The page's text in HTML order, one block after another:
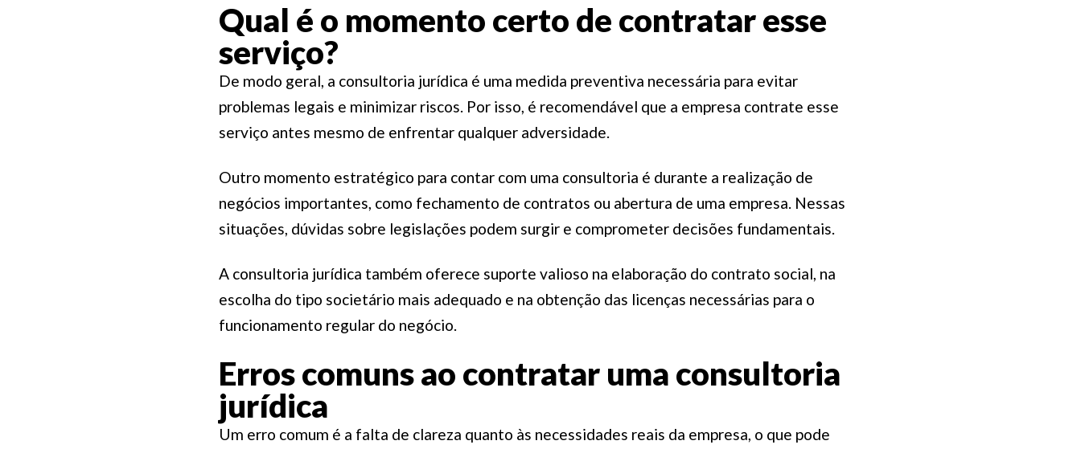
Qual é o momento certo de contratar esse
serviço?
De modo geral, a consultoria jurídica é uma medida preventiva necessária para evitar
problemas legais e minimizar riscos. Por isso, é recomendável que a empresa contrate esse
serviço antes mesmo de enfrentar qualquer adversidade.
Outro momento estratégico para contar com uma consultoria é durante a realização de
negócios importantes, como fechamento de contratos ou abertura de uma empresa. Nessas
situações, dúvidas sobre legislações podem surgir e comprometer decisões fundamentais.
A consultoria jurídica também oferece suporte valioso na elaboração do contrato social, na
escolha do tipo societário mais adequado e na obtenção das licenças necessárias para o
funcionamento regular do negócio.
Erros comuns ao contratar uma consultoria
jurídica
Um erro comum é a falta de clareza quanto às necessidades reais da empresa, o que pode